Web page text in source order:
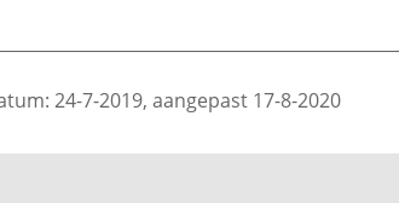
24-7-2019, aangepast 17-8-2020